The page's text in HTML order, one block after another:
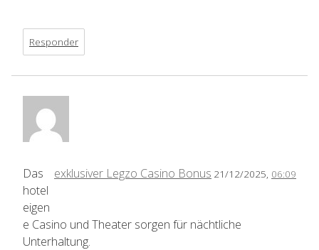
Responder
exklusiver Legzo Casino Bonus 21/12/2025, 06:09
Das
hotel
eigen
e Casino und Theater sorgen für nächtliche
Unterhaltung.